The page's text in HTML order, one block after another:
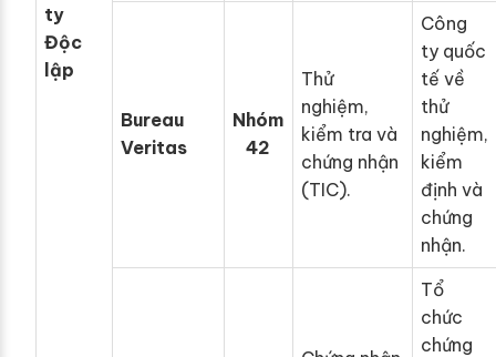
ty
Độc
lập
Bureau
Veritas
Nhóm
42
Thử
nghiệm,
kiểm tra và
chứng nhận
(TIC).
Công
ty quốc
tế về
thử
nghiệm,
kiểm
định và
chứng
nhận.
Tổ
chức
chứng